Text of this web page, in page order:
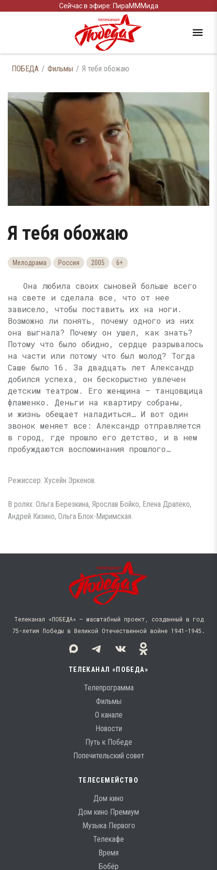
Сейчас в эфире: ПираМММида
ПОБЕДА Фильмы Я тебя обожаю
Я тебя обожаю
Мелодрама Россия 2005 6+
Она любила своих сыновей больше всего
на свете и сделала все, что от нее
зависело, чтобы поставить их на ноги.
Возможно ли понять, почему одного из них
она выгнала? Почему он ушел, как знать?
Потому что было обидно, сердце разрывалось
на части или потому что был молод? Тогда
Саше было 16. За двадцать лет Александр
добился успеха, он бескорыстно увлечен
детским театром. Его женщина — танцовщица
фламенко. Деньги на квартиру собраны,
и жизнь обещает наладиться… И вот один
звонок меняет все: Александр отправляется
в город, где прошло его детство, и в нем
пробуждаются воспоминания прошлого…
Режиссер: Хусейн Эркенов.
В ролях: Ольга Березкина, Ярослав Бойко, Елена Драпеко,
Андрей Кизино, Ольга Блок-Миримская.
Телеканал «ПОБЕДА» — масштабный проект, созданный в год
75-летия Победы в Великой Отечественной войне 1941−1945.
ТЕЛЕКАНАЛ «ПОБЕДА»
Телепрограмма
Фильмы
О канале
Новости
Путь к Победе
Попечительский совет
ТЕЛЕСЕМЕЙСТВО
Дом кино
Дом кино Премиум
Музыка Первого
Телекафе
Время
Бобёр